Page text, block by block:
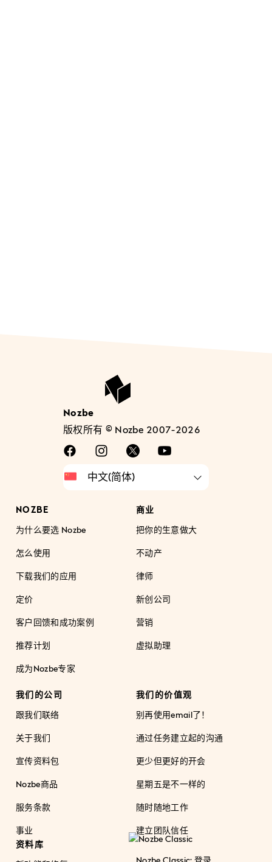
Nozbe
版权所有 © Nozbe 2007-2026
NOZBE
为什么要选 Nozbe
怎么使用
下载我们的应用
定价
客户回馈和成功案例
推荐计划
成为Nozbe专家
商业
把你的生意做大
不动产
律师
新创公司
营销
虚拟助理
我们的公司
跟我们联络
关于我们
宣传资料包
Nozbe商品
服务条款
事业
我们的价值观
别再使用email了！
通过任务建立起的沟通
更少但更好的开会
星期五是不一样的
随时随地工作
建立团队信任
资料库
Nozbe Classic: 登录